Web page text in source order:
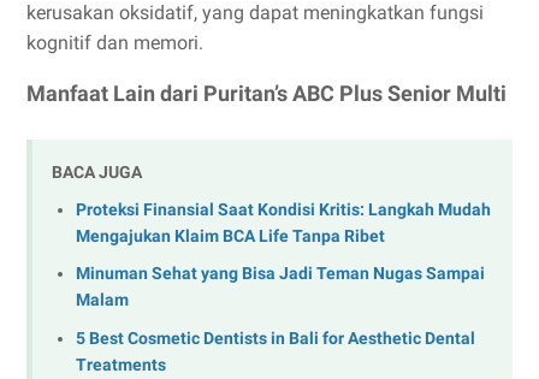
kerusakan oksidatif, yang dapat meningkatkan fungsi
kognitif dan memori.
Manfaat Lain dari Puritan’s ABC Plus Senior Multi
BACA JUGA
Proteksi Finansial Saat Kondisi Kritis: Langkah Mudah
Mengajukan Klaim BCA Life Tanpa Ribet
Minuman Sehat yang Bisa Jadi Teman Nugas Sampai
Malam
5 Best Cosmetic Dentists in Bali for Aesthetic Dental
Treatments